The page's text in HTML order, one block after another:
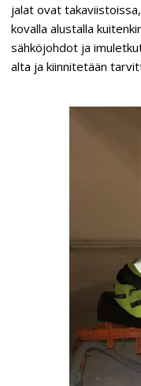
jalat ovat
kovalla alustalla
sähköjohdot ja
alta ja kiinnitetään